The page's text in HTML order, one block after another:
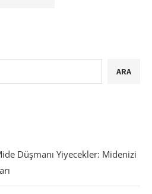
ARA
Düşmanı Yiyecekler: Midenizi